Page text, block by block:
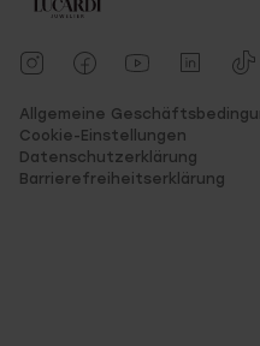
Allgemeine
Cookie-Einstellungen
Datenschutzerklärung
Barrierefreiheitserklärung